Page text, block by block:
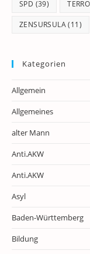
SPD (39)
ZENSURSULA(11)
Kategorien
Allgemein
Allgemeines
alter Mann
Anti.AKW
Anti.AKW
Asyl
Baden-Württemberg
Bildung